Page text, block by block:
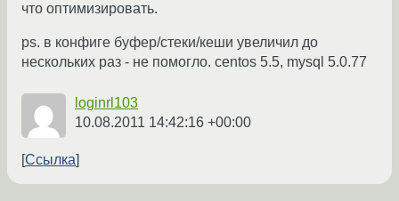
что оптимизировать.
ps. в конфиге буфер/стеки/кеши увеличил до
нескольких раз - не помогло. centos 5.5, mysql 5.0.77
loginrl103
10.08.2011 14:42:16 +00:00
Ссылка